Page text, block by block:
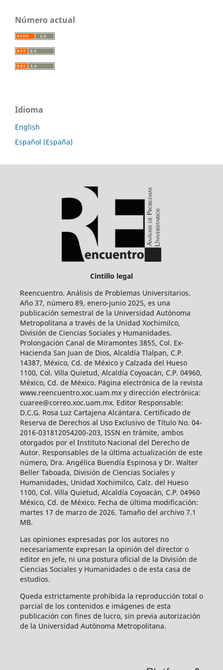
Número actual
Idioma
English
Español (España)
Cintillo legal
Reencuentro. Análisis de Problemas Universitarios.
Año 37, número 89, enero-junio 2025, es una
publicación semestral de la Universidad Autónoma
Metropolitana a través de la Unidad Xochimilco,
División de Ciencias Sociales y Humanidades.
Prolongación Canal de Miramontes 3855, Col. Ex-
Hacienda San Juan de Dios, Alcaldía Tlalpan, C.P.
14387, México, Cd. de México y Calzada del Hueso
1100, Col. Villa Quietud, Alcaldía Coyoacán, C.P. 04960,
México, Cd. de México. Página electrónica de la revista
www.reencuentro.xoc.uam.mx y dirección electrónica:
cuaree@correo.xoc.uam.mx. Editor Responsable:
D.C.G. Rosa Luz Cartajena Alcántara. Certificado de
Reserva de Derechos al Uso Exclusivo de Título No. 04-
2016-031812054200-203, ISSN en trámite, ambos
otorgados por el Instituto Nacional del Derecho de
Autor. Responsables de la última actualización de este
número, Dra. Angélica Buendía Espinosa y Dr. Walter
Beller Taboada, División de Ciencias Sociales y
Humanidades, Unidad Xochimilco, Calz. del Hueso
1100, Col. Villa Quietud, Alcaldía Coyoacán, C.P. 04960
México, Cd. de México. Fecha de última modificación:
martes 17 de marzo de 2026. Tamaño del archivo 7.1
MB.
Las opiniones expresadas por los autores no
necesariamente expresan la opinión del director o
editor en jefe, ni una postura oficial de la División de
Ciencias Sociales y Humanidades o de esta casa de
estudios.
Queda estrictamente prohibida la reproducción total o
parcial de los contenidos e imágenes de esta
publicación con fines de lucro, sin previa autorización
de la Universidad Autónoma Metropolitana.